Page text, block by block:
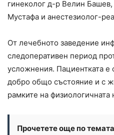
гинеколог д-р Велин
Мустафа и анестезиолог-
От лечебното заведение
следоперативен период
усложнения. Пациентката е
добро общо състояние и с
рамките на физиологичната
Прочетете още по